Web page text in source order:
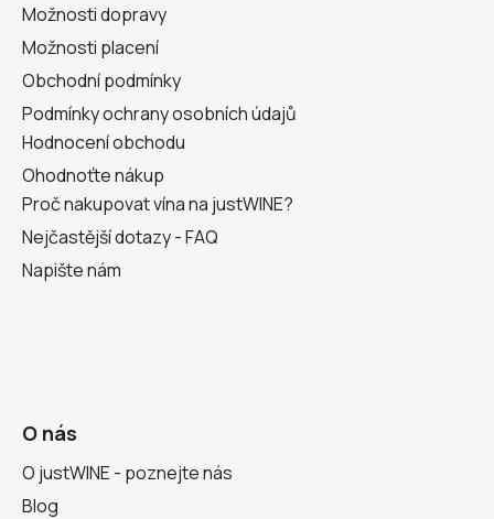
Možnosti dopravy
Možnosti placení
Obchodní podmínky
Podmínky ochrany osobních údajů
Hodnocení obchodu
Ohodnoťte nákup
Proč nakupovat vína na justWINE?
Nejčastější dotazy - FAQ
Napište nám
O nás
O justWINE - poznejte nás
Blog